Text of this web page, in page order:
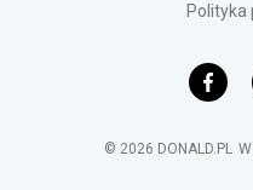
Polityka
© 2026 DONALD.PL